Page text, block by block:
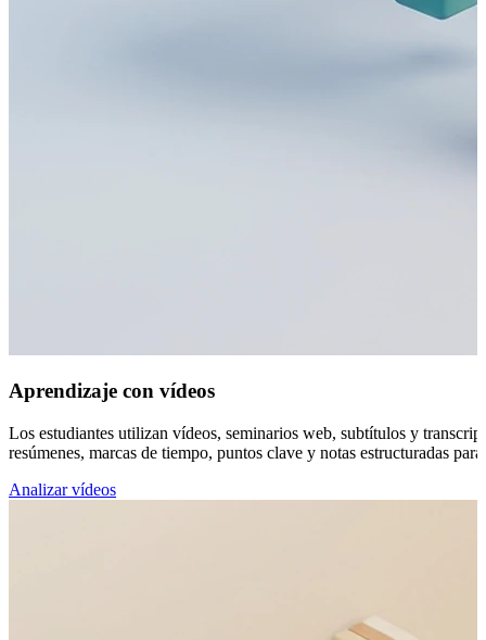
Aprendizaje con vídeos
Los estudiantes utilizan vídeos, seminarios web, subtítulos y
resúmenes, marcas de tiempo, puntos clave y notas estructuradas
Analizar vídeos